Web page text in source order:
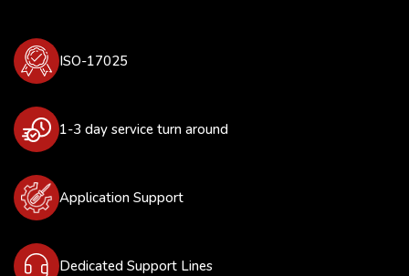
ISO-17025
1-3 day service turn around
Application Support
Dedicated Support Lines